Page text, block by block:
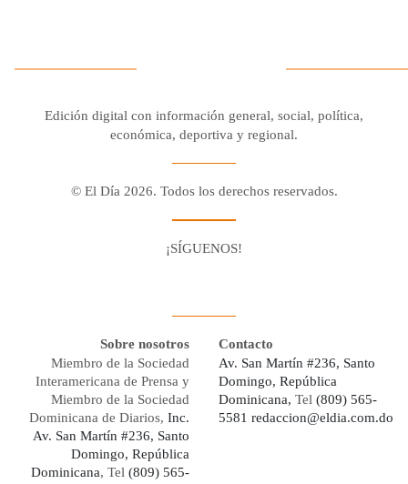
Edición digital con información general, social, política,
económica, deportiva y regional.
© El Día 2026. Todos los derechos reservados.
¡SÍGUENOS!
Sobre nosotros
Miembro de la Sociedad
Interamericana de Prensa y
Miembro de la Sociedad
Dominicana de Diarios, Inc.
Av. San Martín #236, Santo
Domingo, República
Dominicana, Tel (809) 565-
Contacto
Av. San Martín #236, Santo
Domingo, República
Dominicana, Tel (809) 565-
5581 redaccion@eldia.com.do